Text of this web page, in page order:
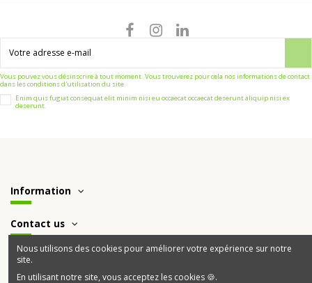
Vous pouvez vous désinscrire à tout moment. Vous trouverez pour cela nos informations de contact
dans les conditions d'utilisation du site.
Enim quis fugiat consequat elit minim nisi eu occaecat occaecat deserunt aliquip nisi ex
deserunt.
Information
Contact us
Nous utilisons des cookies pour améliorer votre expérience sur notre
site.
En utilisant notre site, vous acceptez les cookies 🍪.